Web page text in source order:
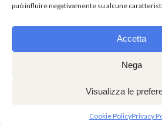
può influire negativamente su alcune
Accetta
Nega
Visualizza le
Cookie PolicyPrivacy